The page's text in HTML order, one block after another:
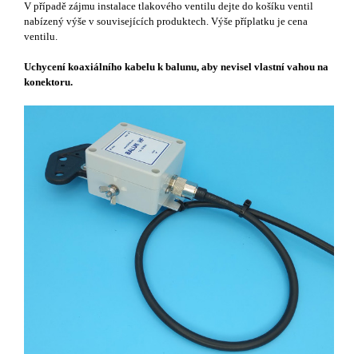
V případě zájmu instalace tlakového ventilu dejte do košíku ventil
nabízený výše v souvisejících produktech. Výše příplatku je cena
ventilu.
Uchycení koaxiálního kabelu k balunu, aby nevisel vlastní vahou na
konektoru.